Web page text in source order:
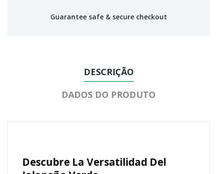
Guarantee safe & secure checkout
DESCRIÇÃO
DADOS DO PRODUTO
Descubre La Versatilidad Del